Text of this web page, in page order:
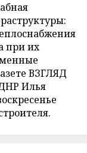
при их
ВЗГЛЯД
Илья